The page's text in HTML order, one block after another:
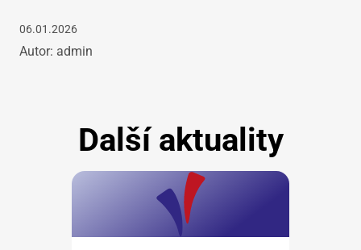
06.01.2026
Autor: admin
Další aktuality